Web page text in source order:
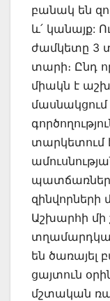
բանակ են
և՛ կանայք:
ժամկետը 3
տարի։ Ընդ
միակն է
տարկետում
զինվորների
Աշխարհի մի
են ծառայել
ցայտուն
մշտական